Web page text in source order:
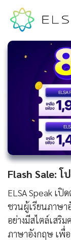
Flash Sale: โ
ELSA Speak เ
ชวนผู้เรียนภาษา
อย่างมีสไตล์เสริ
ภาษาอังกฤษ เพื่